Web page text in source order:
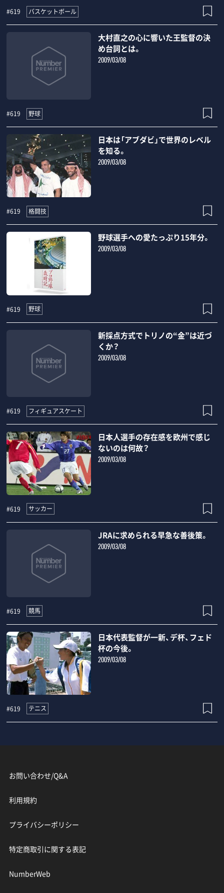
#619 バスケットボール
大村直之の心に響いた王監督の決
め台詞とは。
2009/03/08
#619 野球
日本は「アブダビ」で世界のレベル
を知る。
2009/03/08
#619 格闘技
野球選手への愛たっぷり15年分。
2009/03/08
#619 野球
新採点方式でトリノの“金”は近づ
くか？
2009/03/08
#619 フィギュアスケート
日本人選手の存在感を欧州で感じ
ないのは何故？
2009/03/08
#619 サッカー
JRAに求められる早急な善後策。
2009/03/08
#619 競馬
日本代表監督が一新、デ杯、フェド
杯の今後。
2009/03/08
#619 テニス
お問い合わせ/Q&A
利用規約
プライバシーポリシー
特定商取引に関する表記
NumberWeb